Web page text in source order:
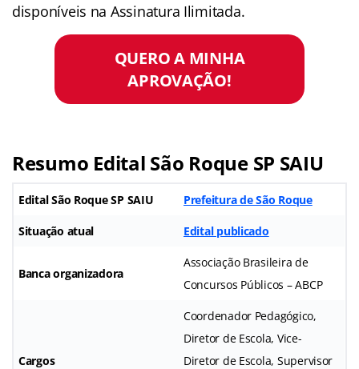
disponíveis na Assinatura Ilimitada.
QUERO A MINHA
APROVAÇÃO!
Resumo Edital São Roque SP SAIU
Edital São Roque SP SAIU Prefeitura de São Roque
Situação atual Edital publicado
Banca organizadora
Associação Brasileira de
Concursos Públicos – ABCP
Cargos
Coordenador Pedagógico,
Diretor de Escola, Vice-
Diretor de Escola, Supervisor